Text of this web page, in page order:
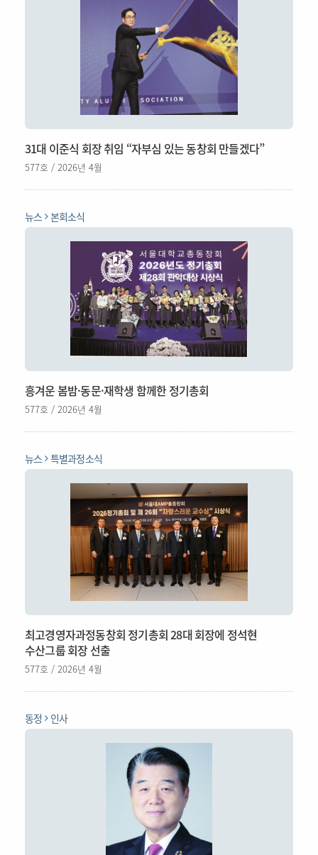
31대 이준식 회장 취임 “자부심 있는 동창회 만들겠다”
577호 / 2026년 4월
뉴스 본회소식
흥겨운 봄밤·동문·재학생 함께한 정기총회
577호 / 2026년 4월
뉴스 특별과정소식
최고경영자과정동창회 정기총회 28대 회장에 정석현
수산그룹 회장 선출
577호 / 2026년 4월
동정 인사